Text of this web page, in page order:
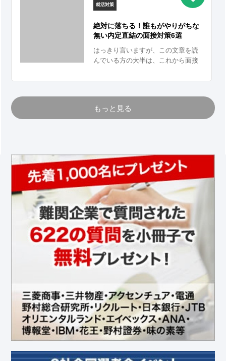
就活対策
絶対に落ちる！誰もがやりがちな
無い内定直結の面接対策6選
はっきり言いますが、この文章を読
んでいる方の大半は、これから面接
とんど」はあなたのせいではありま
倍率が100倍以上あるからですし、中
小企業すら数十倍の応募者がいるか
もっと見る